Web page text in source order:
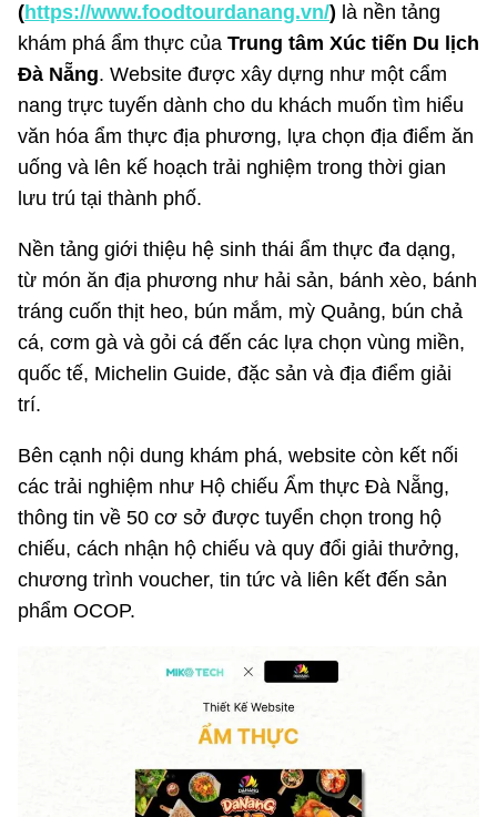
(https://www.foodtourdanang.vn/) là nền tảng
khám phá ẩm thực của Trung tâm Xúc tiến Du lịch
Đà Nẵng. Website được xây dựng như một cẩm
nang trực tuyến dành cho du khách muốn tìm hiểu
văn hóa ẩm thực địa phương, lựa chọn địa điểm ăn
uống và lên kế hoạch trải nghiệm trong thời gian
lưu trú tại thành phố.
Nền tảng giới thiệu hệ sinh thái ẩm thực đa dạng,
từ món ăn địa phương như hải sản, bánh xèo, bánh
tráng cuốn thịt heo, bún mắm, mỳ Quảng, bún chả
cá, cơm gà và gỏi cá đến các lựa chọn vùng miền,
quốc tế, Michelin Guide, đặc sản và địa điểm giải
trí.
Bên cạnh nội dung khám phá, website còn kết nối
các trải nghiệm như Hộ chiếu Ẩm thực Đà Nẵng,
thông tin về 50 cơ sở được tuyển chọn trong hộ
chiếu, cách nhận hộ chiếu và quy đổi giải thưởng,
chương trình voucher, tin tức và liên kết đến sản
phẩm OCOP.